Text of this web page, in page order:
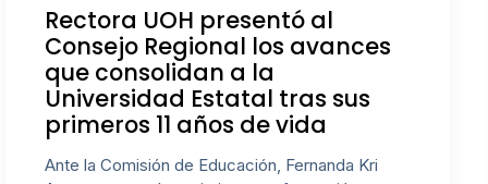
Rectora UOH presentó al
Consejo Regional los avances
que consolidan a la
Universidad Estatal tras sus
primeros 11 años de vida
Ante la Comisión de Educación, Fernanda Kri